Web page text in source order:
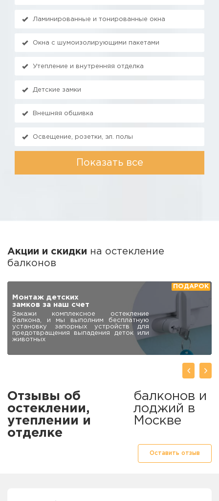
Ламинированные и тонированные окна
Окна с шумоизолирующими пакетами
Утепление и внутренняя отделка
Детские замки
Внешняя обшивка
Освещение, розетки, эл. полы
Показать все
Акции и скидки на остекление
балконов
Закажи остекление балкона и
получи скидку на отделку
При выполнении комплекса работ
«остекление + отделка» снижаем цены
на все отделочные материалы до 25 %
Отзывы об
остеклении,
утеплении и
отделке
балконов и
лоджий в
Москве
Оставить отзыв